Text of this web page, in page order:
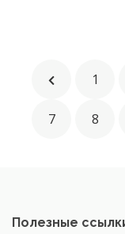
1
7 8
Полезные